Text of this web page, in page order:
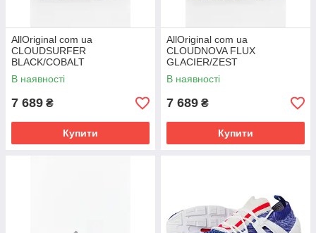
AllOriginal com ua
CLOUDSURFER
BLACK/COBALT
3MD10421509 РОЗМІРИ
ЗАПІТУЙТЕ
В наявності
7 689 ₴
Купити
AllOriginal com ua
CLOUDNOVA FLUX
GLACIER/ZEST
3MD10261099 РОЗМІРІ
ЗАПІТУЙТЕ
В наявності
7 689 ₴
Купити